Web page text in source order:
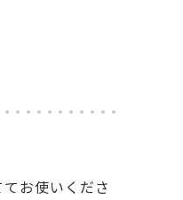
お使いくださ